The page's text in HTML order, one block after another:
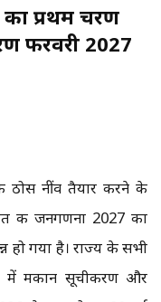
प्रथम चरण
फरवरी 2027
ठोस नींव तैयार करने के
की जनगणना 2027 का
हो गया है। राज्य के सभी
में मकान सूचीकरण और